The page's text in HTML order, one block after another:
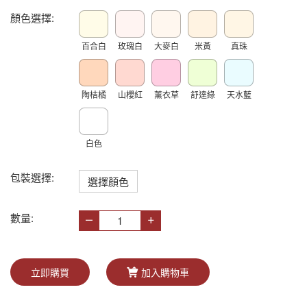
顏色選擇:
百合白 玫瑰白 大麥白 米黃 真珠
陶桔橘 山櫻紅 薰衣草 舒達綠 天水藍
白色
包裝選擇: 選擇顏色
數量: – +
立即購買 加入購物車